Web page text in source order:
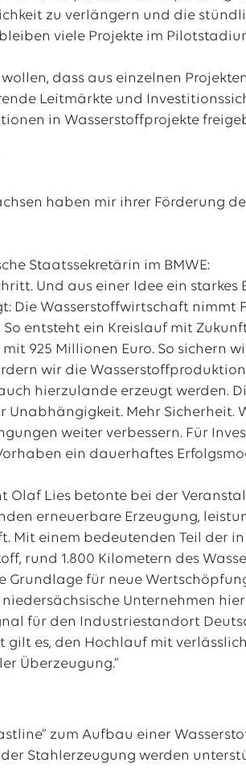
zu verlängern und die
viele Projekte im
dass aus einzelnen
Leitmärkte und
in Wasserstoffprojekte
haben mir ihrer Förderung
Staatssekretärin im BMWE:
Und aus einer Idee ein
Die Wasserstoffwirtschaft
entsteht ein Kreislauf mit
925 Millionen Euro. So sichern
wir die
hierzulande erzeugt werden.
Unabhängigkeit. Mehr
weiter verbessern. Für
ein dauerhaftes
Olaf Lies betonte bei der
erneuerbare Erzeugung,
Mit einem bedeutenden Teil der
rund 1.800 Kilometern des
für neue
Unternehmen
für den Industriestandort
gilt es, den Hochlauf mit
Überzeugung.“
zum Aufbau einer
der Stahlerzeugung werden